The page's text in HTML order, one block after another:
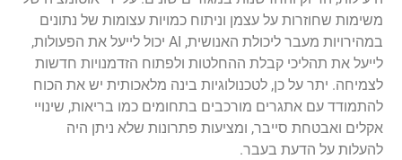
משימות שחוזרות על עצמן וניתוח כמויות עצומות של נתונים
במהירויות מעבר ליכולת האנושית, AI יכול לייעל את הפעולות,
לייעל את תהליכי קבלת ההחלטות ולפתוח הזדמנויות חדשות
לצמיחה. יתר על כן, לטכנולוגיות בינה מלאכותית יש את הכוח
להתמודד עם אתגרים מורכבים בתחומים כמו בריאות, שינויי
אקלים ואבטחת סייבר, ומציעות פתרונות שלא ניתן היה
להעלות על הדעת בעבר.